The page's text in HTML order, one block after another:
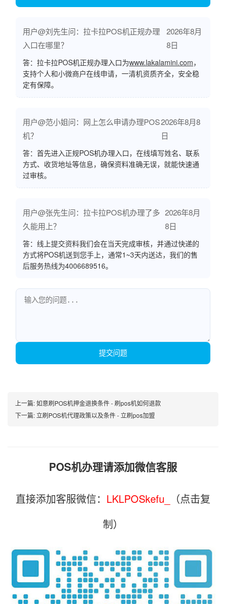
用户@刘先生问：拉卡拉POS机正规办理
入口在哪里？
2026年8月
8日
答：拉卡拉POS机正规办理入口为www.lakalamini.com，
支持个人和小微商户在线申请，一清机资质齐全，安全稳
定有保障。
用户@范小姐问：网上怎么申请办理POS
机？
2026年8月8
日
答：首先进入正规POS机办理入口，在线填写姓名、联系
方式、收货地址等信息，确保资料准确无误，就能快速通
过审核。
用户@张先生问：拉卡拉POS机办理了多
久能用上？
2026年8月
8日
答：线上提交资料我们会在当天完成审核，并通过快递的
方式将POS机送到您手上，通常1~3天内送达，我们的售
后服务热线为4006689516。
提交问题
上一篇:如意刷POS机押金退换条件 - 刷pos机如何退款
下一篇: 立刷POS机代理政策以及条件 - 立刷pos加盟
POS机办理请添加微信客服
直接添加客服微信： LKLPOSkefu_
（点击复
制）